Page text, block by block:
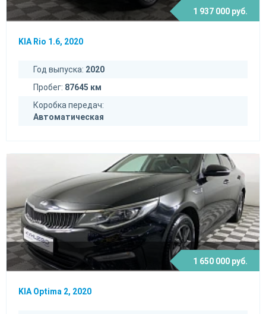
1 937 000 руб.
KIA Rio 1.6, 2020
Год выпуска: 2020
Пробег: 87645 км
Коробка передач:
Автоматическая
1 650 000 руб.
KIA Optima 2, 2020